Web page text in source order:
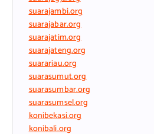
suarajambi.org
suarajabar.org
suarajatim.org
suarajateng.org
suarariau.org
suarasumut.org
suarasumbar.org
suarasumsel.org
konibekasi.org
konibali.org